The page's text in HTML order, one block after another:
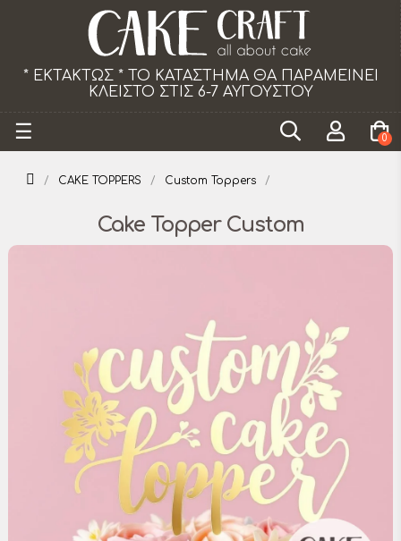
Το κατάστημα θα παραμείνει κλειστό τα
από 18/07 εως 29/08.
Toggle
navigation
☰ 0
CAKE TOPPERS Custom Toppers
Cake Topper Custom